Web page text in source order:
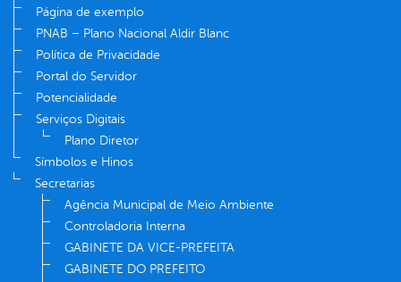
Página de exemplo
PNAB – Plano Nacional Aldir Blanc
Política de Privacidade
Portal do Servidor
Potencialidade
Serviços Digitais
Plano Diretor
Símbolos e Hinos
Secretarias
Agência Municipal de Meio Ambiente
Controladoria Interna
GABINETE DA VICE-PREFEITA
GABINETE DO PREFEITO